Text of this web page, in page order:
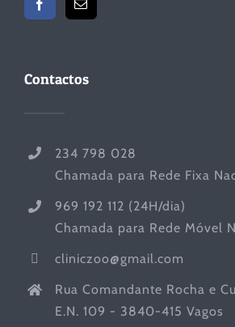
Contactos
234 798 028
Chamada para Rede Fixa
969 192 112 (24H/dia)
Chamada para Rede Móvel
cliniczoo@gmail.com
Rua Comandante Rocha e
E.N. 109 - 3840-415 Vagos